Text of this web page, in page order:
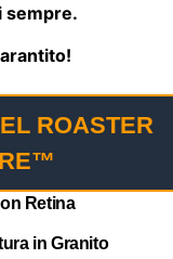
sempre.
ROASTER
Retina
in Granito